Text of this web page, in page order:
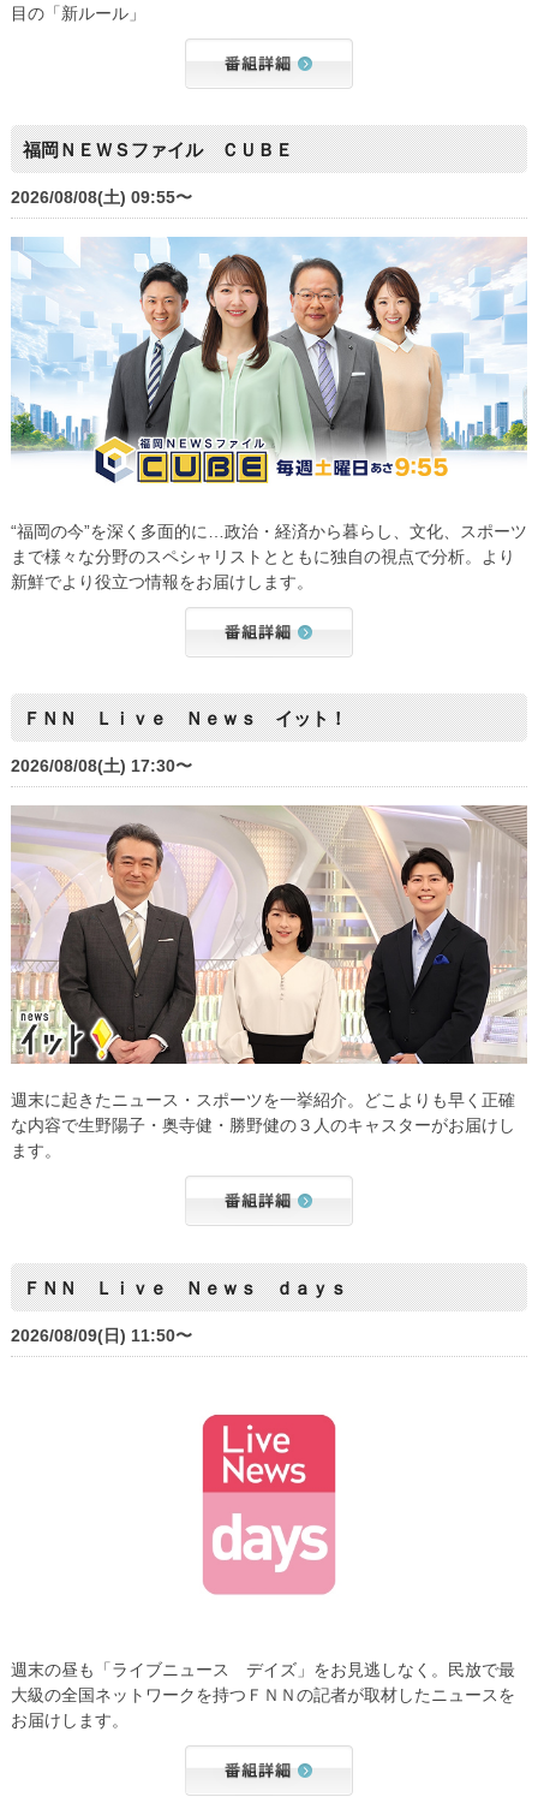
目の「新ルール」
福岡ＮＥＷＳファイル ＣＵＢＥ
2026/08/08(土) 09:55〜
“福岡の今”を深く多面的に…政治・経済から暮らし、文化、スポーツ
まで様々な分野のスペシャリストとともに独自の視点で分析。より
新鮮でより役立つ情報をお届けします。
ＦＮＮ Ｌｉｖｅ Ｎｅｗｓ イット！
2026/08/08(土) 17:30〜
週末に起きたニュース・スポーツを一挙紹介。どこよりも早く正確
な内容で生野陽子・奥寺健・勝野健の３人のキャスターがお届けし
ます。
ＦＮＮ Ｌｉｖｅ Ｎｅｗｓ ｄａｙｓ
2026/08/09(日) 11:50〜
週末の昼も「ライブニュース デイズ」をお見逃しなく。民放で最
大級の全国ネットワークを持つＦＮＮの記者が取材したニュースを
お届けします。